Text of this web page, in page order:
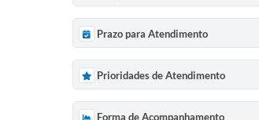
Prazo para Atendimento
Prioridades de Atendimento
Forma de Acompanhamento